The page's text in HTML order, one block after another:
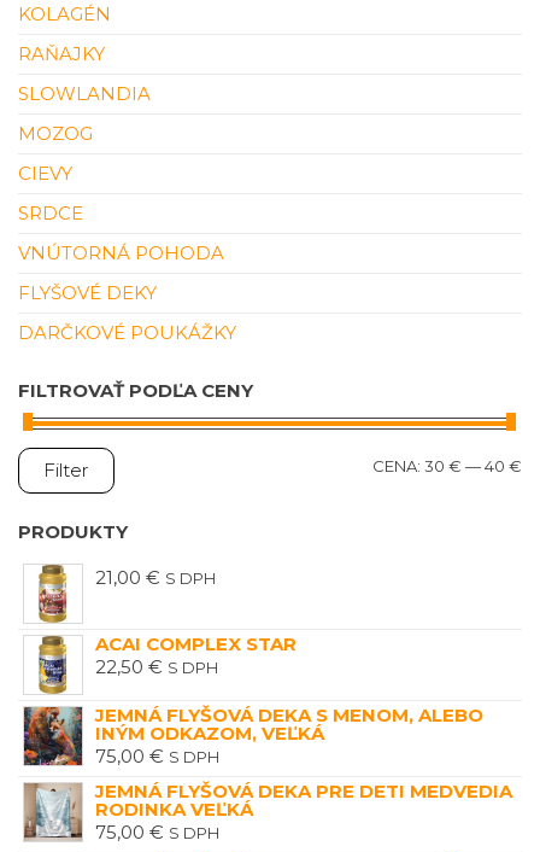
KOLAGÉN
RAŇAJKY
SLOWLANDIA
MOZOG
CIEVY
SRDCE
VNÚTORNÁ POHODA
FLYŠOVÉ DEKY
DARČKOVÉ POUKÁŽKY
FILTROVAŤ PODĽA CENY
Filter CENA: 30 € —40 €
PRODUKTY
21,00 € S DPH
ACAI COMPLEX STAR
22,50 € S DPH
JEMNÁ FLYŠOVÁ DEKA S MENOM, ALEBO
INÝM ODKAZOM, VEĽKÁ
75,00 € S DPH
JEMNÁ FLYŠOVÁ DEKA PRE DETI MEDVEDIA
RODINKA VEĽKÁ
75,00 € S DPH